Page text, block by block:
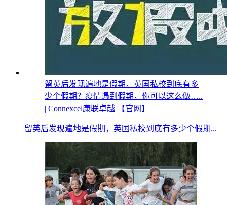
留英后发现遍地是假期，英国私校到底有多
少个假期？疫情遇到假期，你可以这么做…..
| Connexcel康联卓越 【官网】
留英后发现遍地是假期，英国私校到底有多少个假期...